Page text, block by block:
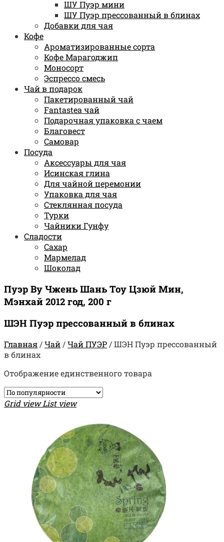
ШУ Пуэр мини
ШУ Пуэр прессованный в блинах
Добавки для чая
Кофе
Ароматизированные сорта
Кофе Марагоджип
Моносорт
Эспрессо смесь
Чай в подарок
Пакетированный чай
Fantastea чай
Подарочная упаковка с чаем
Благовест
Самовар
Посуда
Аксессуары для чая
Исинская глина
Для чайной церемонии
Упаковка для чая
Стеклянная посуда
Турки
Чайники Гунфу
Сладости
Сахар
Мармелад
Шоколад
Пуэр Ву Чжень Шань Тоу Цзюй Мин,
Мэнхай 2012 год, 200 г
ШЭН Пуэр прессованный в блинах
Главная /Чай /Чай ПУЭР /ШЭН Пуэр прессованный
в блинах
Отображение единственного товара
Grid view List view